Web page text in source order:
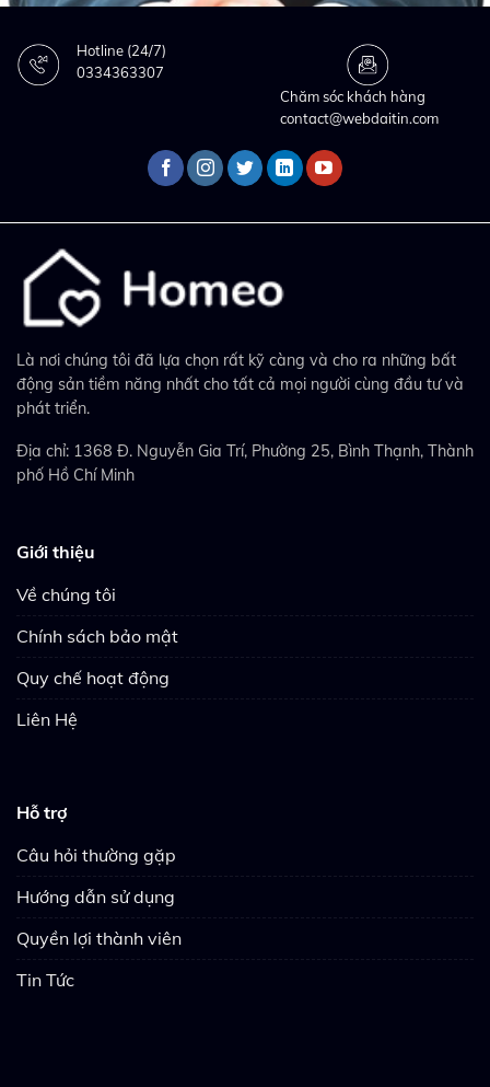
Hotline (24/7)
0334363307
Chăm sóc khách hàng
contact@webdaitin.com
Là nơi chúng tôi đã lựa chọn rất kỹ càng và cho ra những bất
động sản tiềm năng nhất cho tất cả mọi người cùng đầu tư và
phát triển.
Địa chỉ: 1368 Đ. Nguyễn Gia Trí, Phường 25, Bình Thạnh, Thành
phố Hồ Chí Minh
Giới thiệu
Về chúng tôi
Chính sách bảo mật
Quy chế hoạt động
Liên Hệ
Hỗ trợ
Câu hỏi thường gặp
Hướng dẫn sử dụng
Quyền lợi thành viên
Tin Tức